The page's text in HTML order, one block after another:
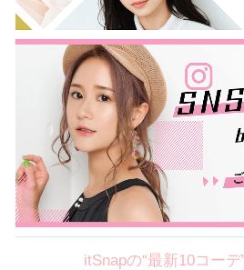
itSnapの“最新10コー